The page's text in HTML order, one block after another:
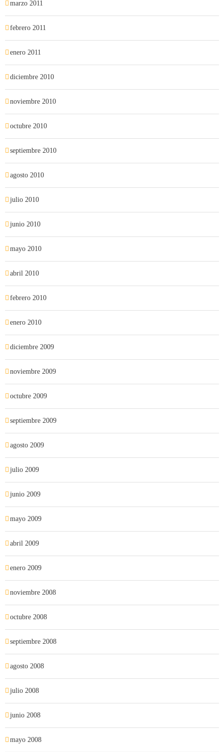
marzo 2011
febrero 2011
enero 2011
diciembre 2010
noviembre 2010
octubre 2010
septiembre 2010
agosto 2010
julio 2010
junio 2010
mayo 2010
abril 2010
febrero 2010
enero 2010
diciembre 2009
noviembre 2009
octubre 2009
septiembre 2009
agosto 2009
julio 2009
junio 2009
mayo 2009
abril 2009
enero 2009
noviembre 2008
octubre 2008
septiembre 2008
agosto 2008
julio 2008
junio 2008
mayo 2008